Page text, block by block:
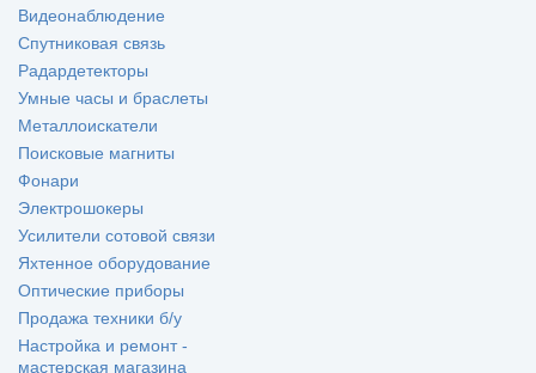
Видеонаблюдение
Спутниковая связь
Радардетекторы
Умные часы и браслеты
Металлоискатели
Поисковые магниты
Фонари
Электрошокеры
Усилители сотовой связи
Яхтенное оборудование
Оптические приборы
Продажа техники б/у
Настройка и ремонт -
мастерская магазина